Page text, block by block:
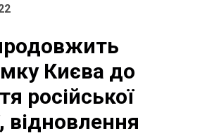
Києва до
російської
відновлення